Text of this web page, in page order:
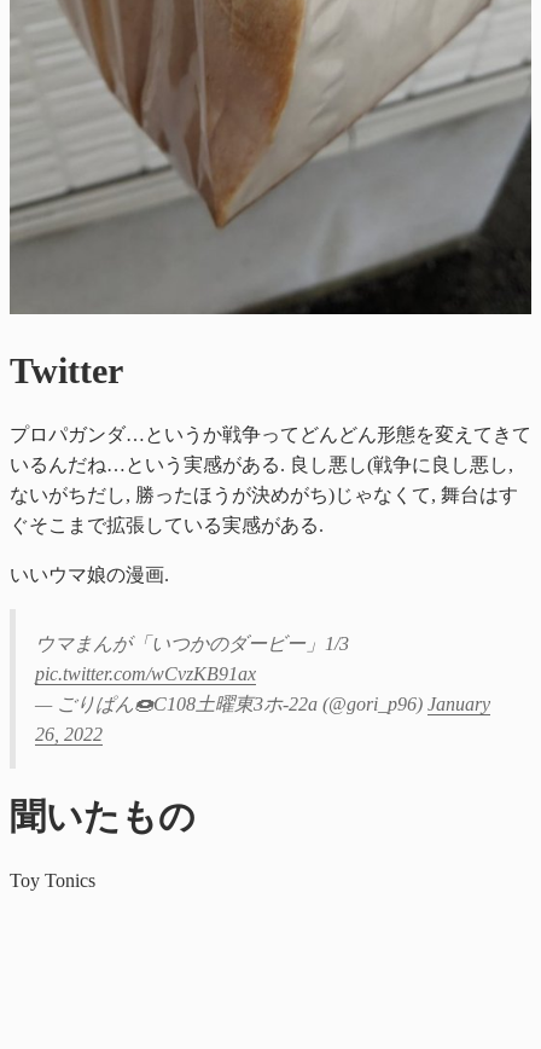
Twitter
プロパガンダ…というか戦争ってどんどん形態を変えてきて
いるんだね…という実感がある. 良し悪し(戦争に良し悪し,
ないがちだし, 勝ったほうが決めがち)じゃなくて, 舞台はす
ぐそこまで拡張している実感がある.
いいウマ娘の漫画.
ウマまんが「いつかのダービー」1/3
pic.twitter.com/wCvzKB91ax
— ごりぱん🍩C108土曜東3ホ-22a (@gori_p96) January
26, 2022
聞いたもの
Toy Tonics